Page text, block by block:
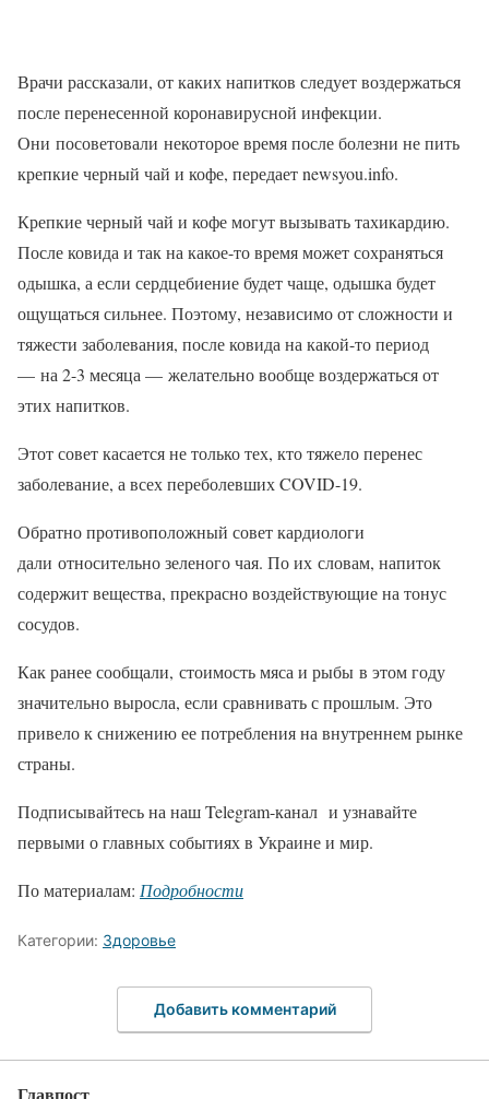
Врачи рассказали, от каких напитков следует воздержаться
после перенесенной коронавирусной инфекции.
Они посоветовали некоторое время после болезни не пить
крепкие черный чай и кофе, передает newsyou.info.
Крепкие черный чай и кофе могут вызывать тахикардию.
После ковида и так на какое-то время может сохраняться
одышка, а если сердцебиение будет чаще, одышка будет
ощущаться сильнее. Поэтому, независимо от сложности и
тяжести заболевания, после ковида на какой-то период
— на 2-3 месяца — желательно вообще воздержаться от
этих напитков.
Этот совет касается не только тех, кто тяжело перенес
заболевание, а всех переболевших COVID-19.
Обратно противоположный совет кардиологи
дали относительно зеленого чая. По их словам, напиток
содержит вещества, прекрасно воздействующие на тонус
сосудов.
Как ранее сообщали, стоимость мяса и рыбы в этом году
значительно выросла, если сравнивать с прошлым. Это
привело к снижению ее потребления на внутреннем рынке
страны.
Подписывайтесь на наш Telegram-канал и узнавайте
первыми о главных событиях в Украине и мир.
По материалам: Подробности
Категории: Здоровье
Добавить комментарий
Главпост